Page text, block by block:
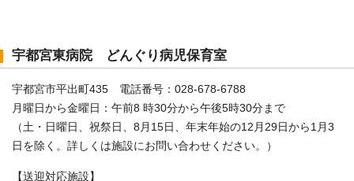
宇都宮東病院 どんぐり病児保育室
宇都宮市平出町435 電話番号：028-678-6788
月曜日から金曜日：午前8 時30分から午後5時30分まで
（土・日曜日、祝祭日、8月15日、年末年始の12月29日から1月3
日を除く。詳しくは施設にお問い合わせください。）
【送迎対応施設】